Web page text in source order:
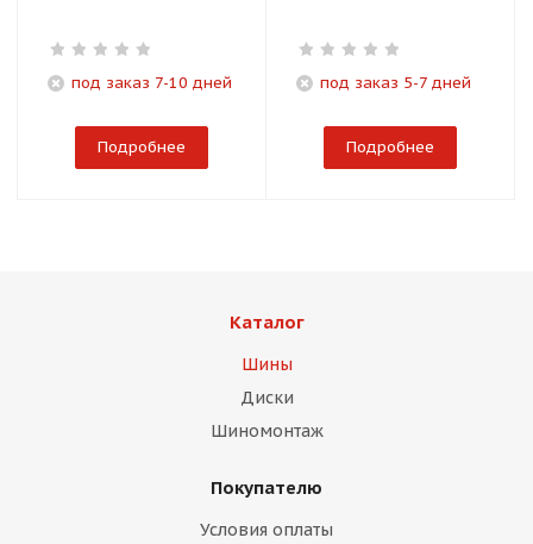
под заказ 7-10 дней
Подробнее
под заказ 5-7 дней
Подробнее
Каталог
Шины
Диски
Шиномонтаж
Покупателю
Условия оплаты